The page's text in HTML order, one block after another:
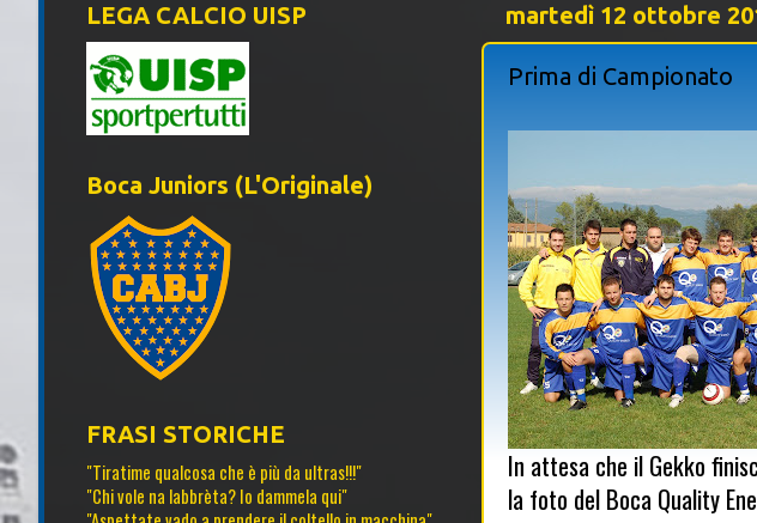
martedì 12 ottobre
Prima di Campionato
In attesa che il Gekko
la foto del Boca Quality
LEGA CALCIO UISP
Boca Juniors (L'Originale)
FRASI STORICHE
"Tiratime qualcosa che è più da ultras!!!"
"Chi vole na labbrèta? Io dammela qui"